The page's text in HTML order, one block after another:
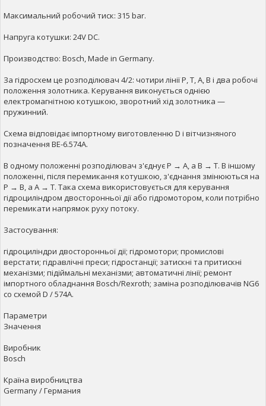
Максимальний робочий тиск: 315 bar.
Напруга котушки: 24V DC.
Производство: Bosch, Made in Germany.
За гідросхем це розподілювач 4/2: чотири лінії P, T, A, B і два робочі
положення золотника. Керування виконується однією
електромагнітною котушкою, зворотний хід золотника —
пружинний.
Схема відповідає імпортному виготовленню D і вітчизняного
позначення ВЕ-6.574A.
В одному положенні розподілювач з'єднує P → A, а B → T. В іншому
положенні, після перемикання котушкою, з'єднання змінюються на
P → B, а A → T. Така схема використовується для керування
гідроциліндром двосторонньої дії або гідромотором, коли потрібно
перемикати напрямок руху потоку.
Застосування:
гідроциліндри двосторонньої дії; гідромотори; промислові
верстати; гідравлічні преси; гідростанції; затискні та притискні
механізми; підіймальні механізми; автоматичні лінії; ремонт
імпортного обладнання Bosch/Rexroth; заміна розподілювачів NG6
со схемой D / 574A.
Параметри
Значення
Виробник
Bosch
Країна виробництва
Germany / Германия